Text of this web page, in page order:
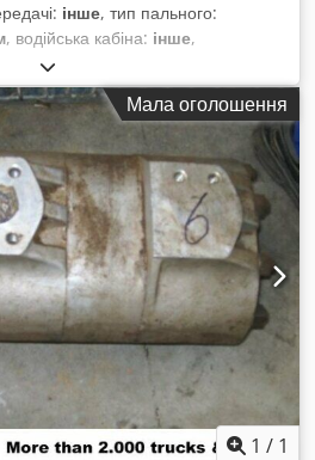
інше, тип пального:
, водійська кабіна: інше,
Мала оголошення
1 / 1